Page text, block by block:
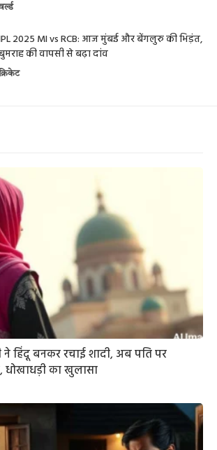
2025 MI vs RCB: आज मुंबई और बेंगलुरु की भिड़ंत,
की वापसी से बढ़ा दांव
हिंदू बनकर रचाई शादी, अब पति पर
धोखाधड़ी का खुलासा